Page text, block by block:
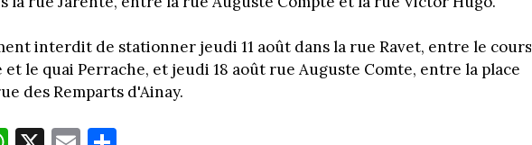
interdit de stationner jeudi 11 août dans la rue Ravet, entre le cours
et le quai Perrache, et jeudi 18 août rue Auguste Comte, entre la place
des Remparts d'Ainay.